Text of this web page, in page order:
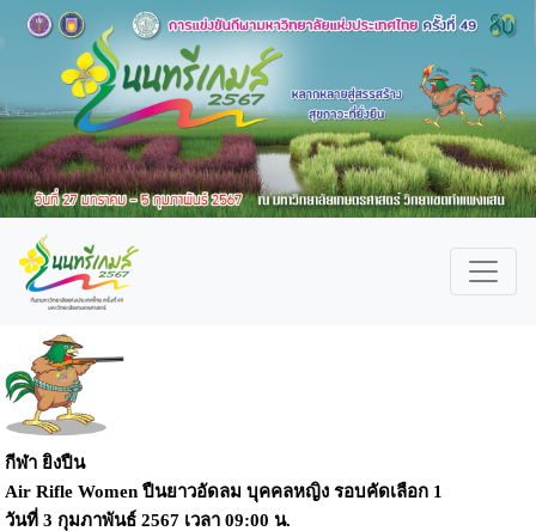
กีฬา ยิงปืน
Air Rifle Women ปืนยาวอัดลม บุคคลหญิง รอบคัดเลือก 1
วันที่ 3 กุมภาพันธ์ 2567 เวลา 09:00 น.